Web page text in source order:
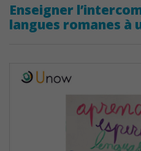
Enseigner
langues romanes à